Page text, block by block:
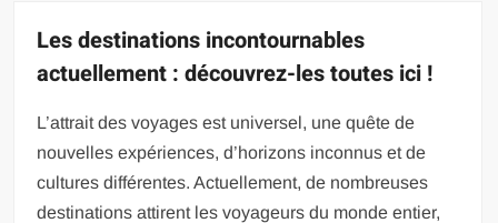
Les destinations incontournables
actuellement : découvrez-les toutes ici !
L’attrait des voyages est universel, une quête de
nouvelles expériences, d’horizons inconnus et de
cultures différentes. Actuellement, de nombreuses
destinations attirent les voyageurs du monde entier,